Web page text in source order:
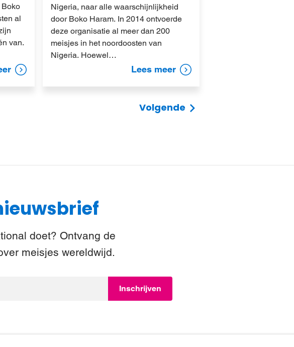
Boko
al
van.
Nigeria, naar alle waarschijnlijkheid
door Boko Haram. In 2014 ontvoerde
deze organisatie al meer dan 200
meisjes in het noordoosten van
Nigeria. Hoewel…
Lees meer
Volgende
doet? Ontvang de
meisjes wereldwijd.
Inschrijven